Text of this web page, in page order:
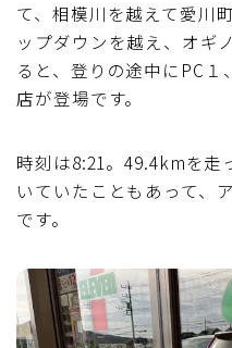
て、相模川を越えて愛川
ップダウンを越え、オギ
ると、登りの途中にPC
店が登場です。
時刻は8:21。49.4kmを走
いていたこともあって、
です。